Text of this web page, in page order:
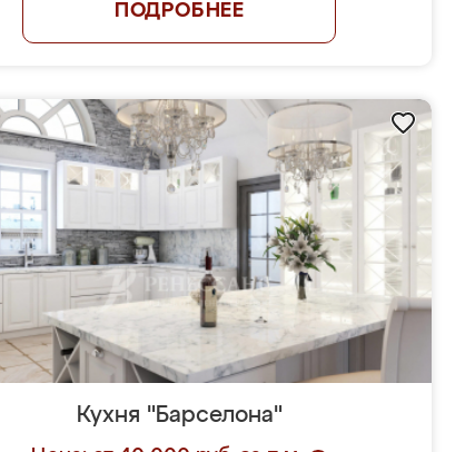
ПОДРОБНЕЕ
Кухня "Барселона"